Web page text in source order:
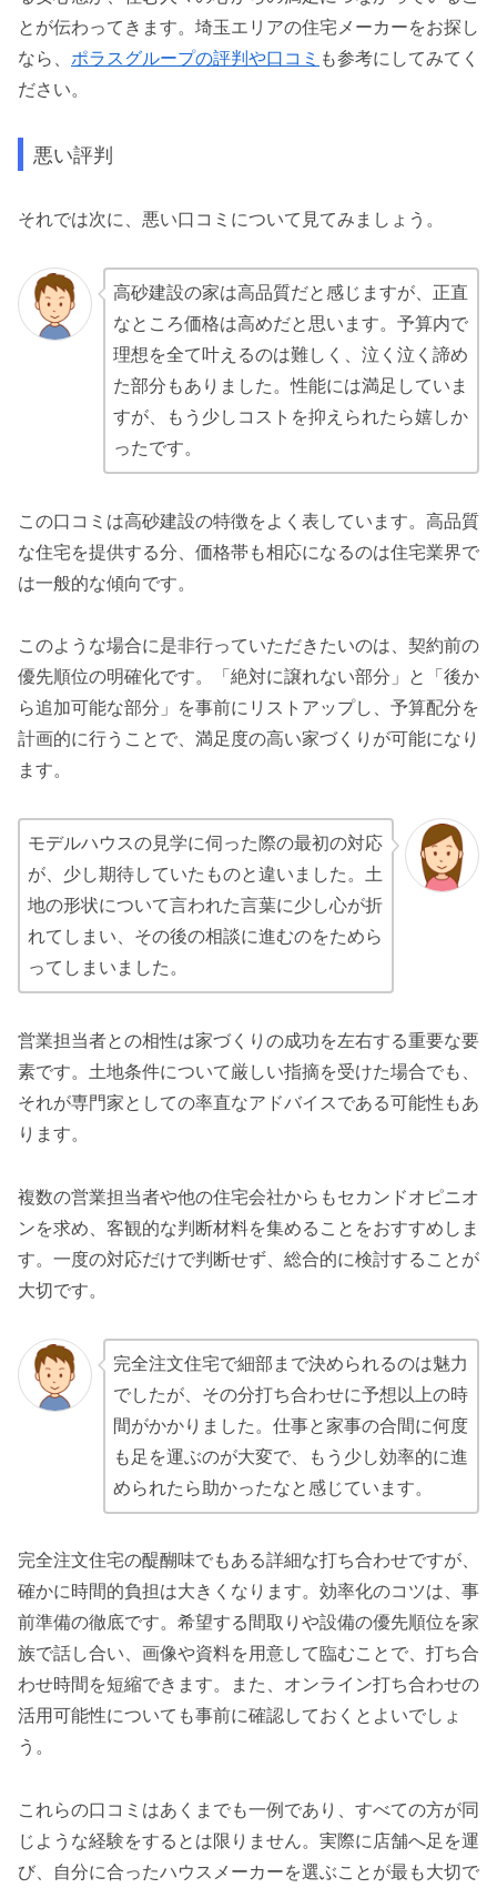
とが伝わってきます。埼玉エリアの住宅メーカーをお探し
なら、 ポラスグループの評判や口コミ も参考にしてみてく
ださい。
悪い評判
それでは次に、悪い口コミについて見てみましょう。
高砂建設の家は高品質だと感じますが、正直
なところ価格は高めだと思います。予算内で
理想を全て叶えるのは難しく、泣く泣く諦め
た部分もありました。性能には満足していま
すが、もう少しコストを抑えられたら嬉しか
ったです。
この口コミは高砂建設の特徴をよく表しています。高品質
な住宅を提供する分、価格帯も相応になるのは住宅業界で
は一般的な傾向です。
このような場合に是非行っていただきたいのは、契約前の
優先順位の明確化です。「絶対に譲れない部分」と「後か
ら追加可能な部分」を事前にリストアップし、予算配分を
計画的に行うことで、満足度の高い家づくりが可能になり
ます。
モデルハウスの見学に伺った際の最初の対応
が、少し期待していたものと違いました。土
地の形状について言われた言葉に少し心が折
れてしまい、その後の相談に進むのをためら
ってしまいました。
営業担当者との相性は家づくりの成功を左右する重要な要
素です。土地条件について厳しい指摘を受けた場合でも、
それが専門家としての率直なアドバイスである可能性もあ
ります。
複数の営業担当者や他の住宅会社からもセカンドオピニオ
ンを求め、客観的な判断材料を集めることをおすすめしま
す。一度の対応だけで判断せず、総合的に検討することが
大切です。
完全注文住宅で細部まで決められるのは魅力
でしたが、その分打ち合わせに予想以上の時
間がかかりました 。仕事と家事の合間に何度
も足を運ぶのが大変で、もう少し効率的に進
められたら助かったなと感じています。
完全注文住宅の醍醐味でもある詳細な打ち合わせですが、
確かに時間的負担は大きくなります。効率化のコツは、事
前準備の徹底です。希望する間取りや設備の優先順位を家
族で話し合い、画像や資料を用意して臨むことで、打ち合
わせ時間を短縮できます。また、オンライン打ち合わせの
活用可能性についても事前に確認しておくとよいでしょ
う。
これらの口コミはあくまでも一例であり、すべての方が同
じような経験をするとは限りません。実際に店舗へ足を運
び、自分に合ったハウスメーカーを選ぶことが最も大切で